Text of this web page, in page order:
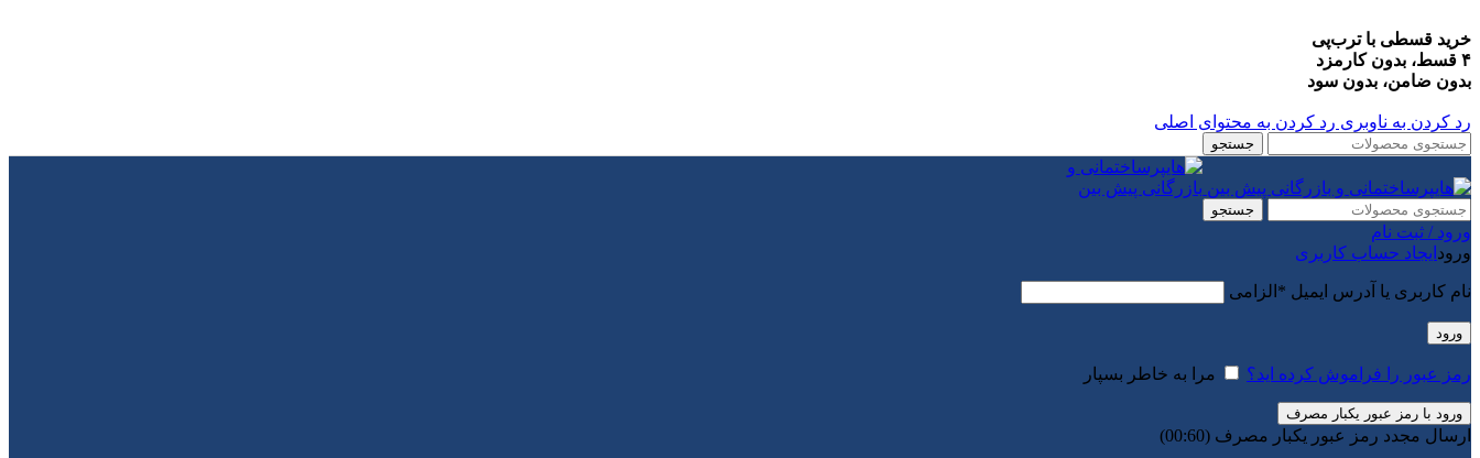
خرید قسطی با ترب‌پی
۴ قسط، بدون کارمزد
بدون ضامن، بدون سود
رد کردن به ناوبری رد کردن به محتوای اصلی
جستجو
جستجو
ورود / ثبت نام
ورود ایجاد حساب کاربری
نام کاربری یا آدرس ایمیل * الزامی
ورود
رمز عبور را فراموش کرده اید؟ مرا به خاطر بسپار
ورود با رمز عبور یکبار مصرف
ارسال مجدد رمز عبور یکبار مصرف (00:
60
)